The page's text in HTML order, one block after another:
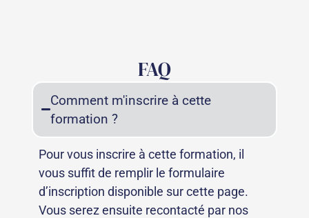
FAQ
Comment m'inscrire à cette
formation ?
Pour vous inscrire à cette formation, il
vous suffit de remplir le formulaire
d’inscription disponible sur cette page.
Vous serez ensuite recontacté par nos